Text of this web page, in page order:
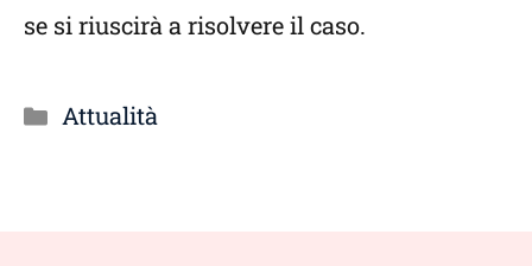
se si riuscirà a risolvere il caso.
Categorie
Attualità